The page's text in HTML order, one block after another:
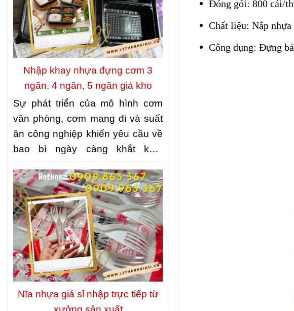
Đóng gói: 800 cái/
Chất liệu: Nắp nhựa
Công dụng: Đựng
Nhập khay nhựa đựng cơm 3
ngăn, 4 ngăn, 5 ngăn giá kho
Sự phát triển của mô hình cơm
văn phòng, cơm mang đi và suất
ăn công nghiệp khiến yêu cầu về
bao bì ngày càng khắt khe.
thực phẩm, bao bì còn phải giúp
món ăn được sắp xếp gọn gàng,
thuận tiện khi vận chuyển và giữ
được hình thức hấp dẫn khi đến
tay khách hàng. Đó cũng là lý do
nhiều quán ăn, nhà hàng và bếp
ăn tập thể lựa chọnNHẬP KHAY
NGĂN, 5 NGĂN GIÁ KHOnhằm
Nĩa nhựa giá sỉ nhập trực tiếp từ